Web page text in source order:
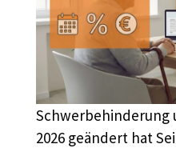
Schwerbehinderung
2026 geändert hat